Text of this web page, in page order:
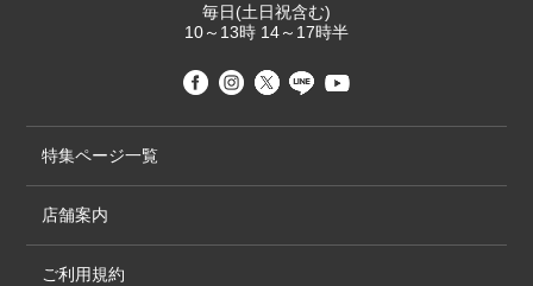
毎日(土日祝含む)
10～13時 14～17時半
特集ページ一覧
店舗案内
ご利用規約